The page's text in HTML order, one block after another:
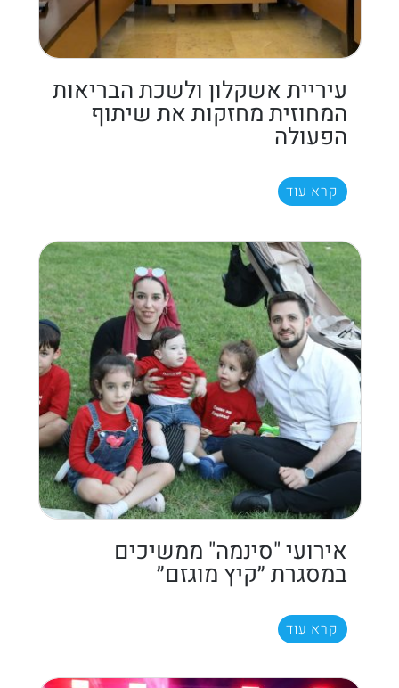
עיריית אשקלון ולשכת הבריאות
המחוזית מחזקות את שיתוף
הפעולה
קרא עוד
אירועי "סינמה" ממשיכים
במסגרת ״קיץ מוגזם״
קרא עוד